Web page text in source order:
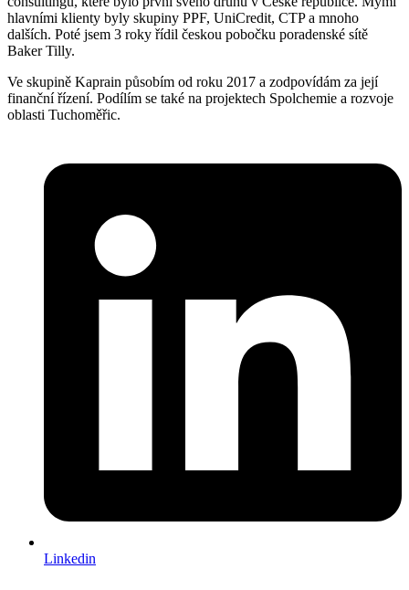
hlavními klienty byly skupiny PPF, UniCredit, CTP a mnoho
dalších. Poté jsem 3 roky řídil českou pobočku poradenské sítě
Baker Tilly.
Ve skupině Kaprain působím od roku 2017 a zodpovídám za její
finanční řízení. Podílím se také na projektech Spolchemie a rozvoje
oblasti Tuchoměřic.
Linkedin